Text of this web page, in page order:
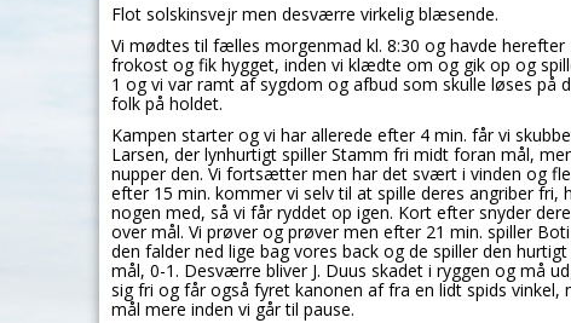
Flot solskinsvejr men desværre virkelig blæsende.
Vi mødtes til fælles morgenmad kl. 8:30 og havde
frokost og fik hygget, inden vi klædte om og gik op og
1 og vi var ramt af sygdom og afbud som skulle løses på
folk på holdet.
Kampen starter og vi har allerede efter 4 min. får vi
Larsen, der lynhurtigt spiller Stamm fri midt foran mål,
nupper den. Vi fortsætter men har det svært i vinden og
efter 15 min. kommer vi selv til at spille deres angriber
nogen med, så vi får ryddet op igen. Kort efter snyder
over mål. Vi prøver og prøver men efter 21 min. spiller
den falder ned lige bag vores back og de spiller den
mål, 0-1. Desværre bliver J. Duus skadet i ryggen og må
sig fri og får også fyret kanonen af fra en lidt spids
mål mere inden vi går til pause.